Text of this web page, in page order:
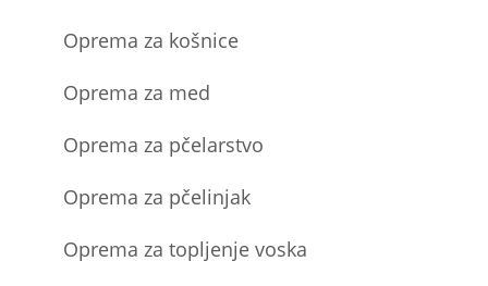
Oprema za košnice
Oprema za med
Oprema za pčelarstvo
Oprema za pčelinjak
Oprema za topljenje voska